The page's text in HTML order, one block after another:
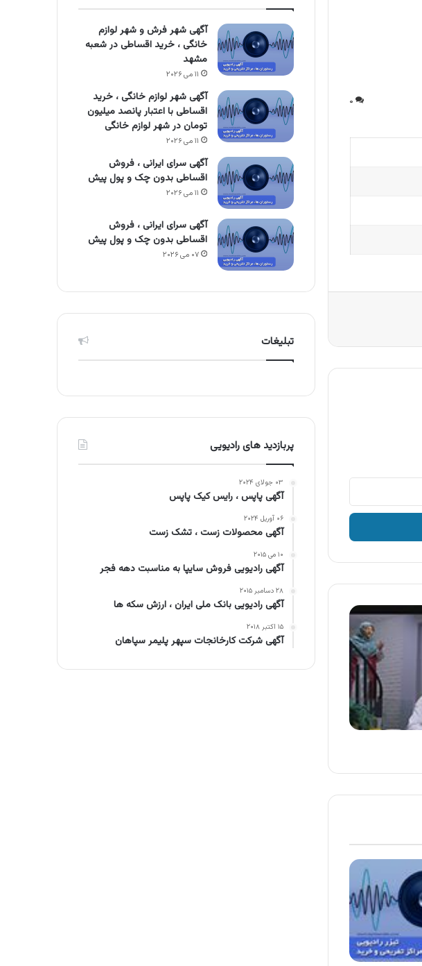
۰
آگهی شهر فرش و شهر لوازم
خانگی ، خرید اقساطی در شعبه
مشهد
۱۱ می ۲۰۲۶
آگهی شهر لوازم خانگی ، خرید
اقساطی با اعتبار پانصد میلیون
تومان در شهر لوازم خانگی
۱۱ می ۲۰۲۶
آگهی سرای ایرانی ، فروش
اقساطی بدون چک و پول پیش
۱۱ می ۲۰۲۶
آگهی سرای ایرانی ، فروش
اقساطی بدون چک و پول پیش
۰۷ می ۲۰۲۶
تبلیغات
پربازدید های رادیویی
۰۳ جولای ۲۰۲۴
آگهی پاپس ، رایس کیک پاپس
۰۶ آوریل ۲۰۲۴
آگهی محصولات زست ، تشک زست
۱۰ می ۲۰۱۵
آگهی رادیویی فروش سایپا به مناسبت دهه فجر
۲۸ دسامبر ۲۰۱۵
آگهی رادیویی بانک ملی ایران ، ارزش سکه ها
۱۵ اکتبر ۲۰۱۸
آگهی شرکت کارخانجات سپهر پلیمر سپاهان